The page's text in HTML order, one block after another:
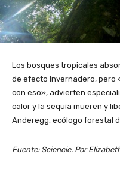
Los bosques tropicales
de efecto invernadero, pero
con eso», advierten
calor y la sequía mueren y
Anderegg, ecólogo forestal
Fuente: Sciencie. Por